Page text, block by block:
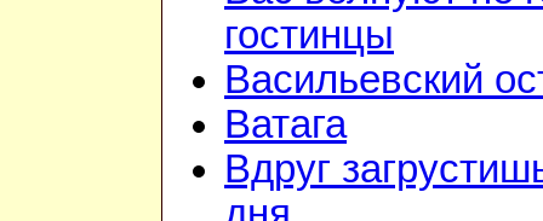
гостинцы
Васильевский
Ватага
Вдруг